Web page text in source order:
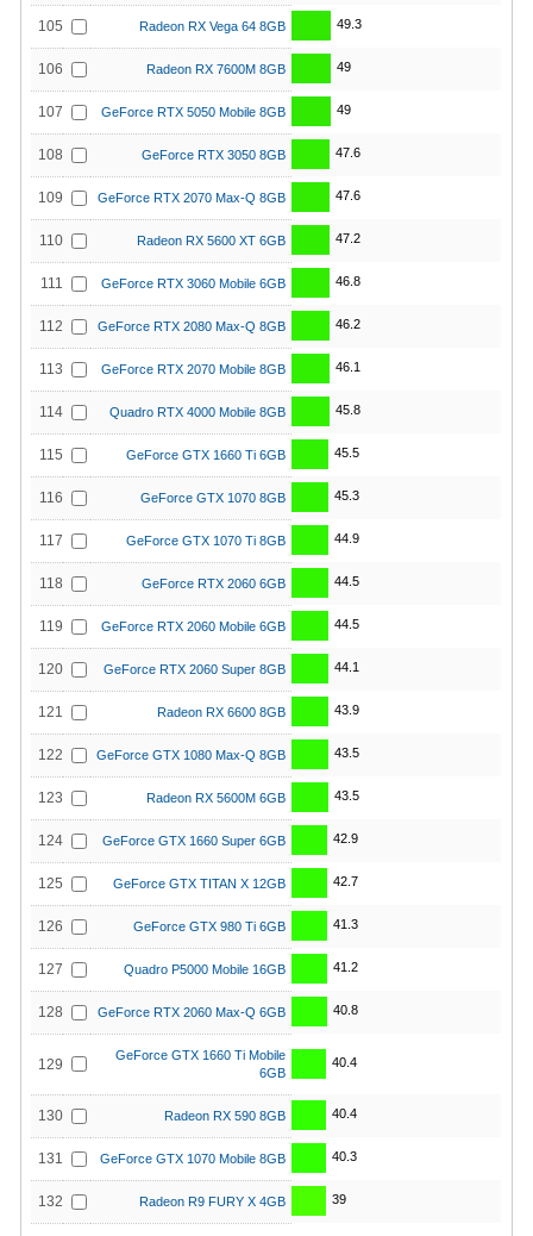
105 Radeon RX Vega 64 8GB 49.3
106 Radeon RX 7600M 8GB 49
107 GeForce RTX 5050 Mobile 8GB 49
108 GeForce RTX 3050 8GB 47.6
109 GeForce RTX 2070 Max-Q 8GB 47.6
110 Radeon RX 5600 XT 6GB 47.2
111 GeForce RTX 3060 Mobile 6GB 46.8
112 GeForce RTX 2080 Max-Q 8GB 46.2
113 GeForce RTX 2070 Mobile 8GB 46.1
114 Quadro RTX 4000 Mobile 8GB 45.8
115 GeForce GTX 1660 Ti 6GB 45.5
116 GeForce GTX 1070 8GB 45.3
117 GeForce GTX 1070 Ti 8GB 44.9
118 GeForce RTX 2060 6GB 44.5
119 GeForce RTX 2060 Mobile 6GB 44.5
120 GeForce RTX 2060 Super 8GB 44.1
121 Radeon RX 6600 8GB 43.9
122 GeForce GTX 1080 Max-Q 8GB 43.5
123 Radeon RX 5600M 6GB 43.5
124 GeForce GTX 1660 Super 6GB 42.9
125 GeForce GTX TITAN X 12GB 42.7
126 GeForce GTX 980 Ti 6GB 41.3
127 Quadro P5000 Mobile 16GB 41.2
128 GeForce RTX 2060 Max-Q 6GB 40.8
129
GeForce GTX 1660 Ti Mobile
6GB
40.4
130 Radeon RX 590 8GB 40.4
131 GeForce GTX 1070 Mobile 8GB 40.3
132 Radeon R9 FURY X 4GB 39